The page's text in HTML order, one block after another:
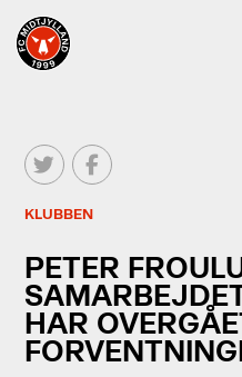
KLUBBEN
PETER
HAR